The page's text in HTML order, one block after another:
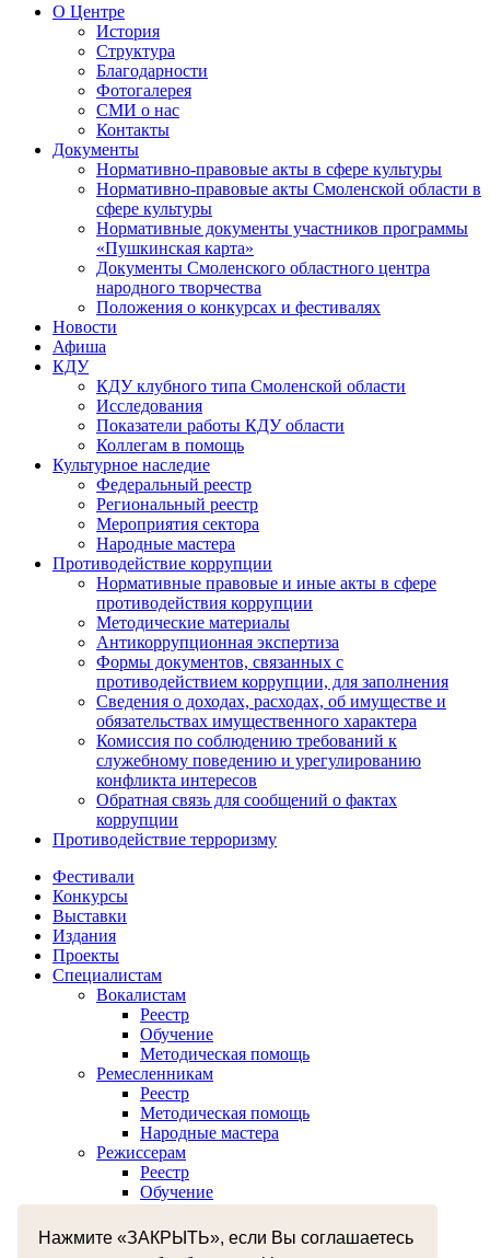
Нажмите «ЗАКРЫТЬ», если Вы соглашаетесь
О Центре
История
Структура
Благодарности
Фотогалерея
СМИ о нас
Контакты
Документы
Нормативно-правовые акты в сфере культуры
Нормативно-правовые акты Смоленской области в
сфере культуры
Нормативные документы участников программы
«Пушкинская карта»
Документы Смоленского областного центра
народного творчества
Положения о конкурсах и фестивалях
Новости
Афиша
КДУ
КДУ клубного типа Смоленской области
Исследования
Показатели работы КДУ области
Коллегам в помощь
Культурное наследие
Федеральный реестр
Региональный реестр
Мероприятия сектора
Народные мастера
Противодействие коррупции
Нормативные правовые и иные акты в сфере
противодействия коррупции
Методические материалы
Антикоррупционная экспертиза
Формы документов, связанных с
противодействием коррупции, для заполнения
Сведения о доходах, расходах, об имуществе и
обязательствах имущественного характера
Комиссия по соблюдению требований к
служебному поведению и урегулированию
конфликта интересов
Обратная связь для сообщений о фактах
коррупции
Противодействие терроризму
Фестивали
Конкурсы
Выставки
Издания
Проекты
Специалистам
Вокалистам
Реестр
Обучение
Методическая помощь
Ремесленникам
Реестр
Методическая помощь
Народные мастера
Режиссерам
Реестр
Обучение
Реестр